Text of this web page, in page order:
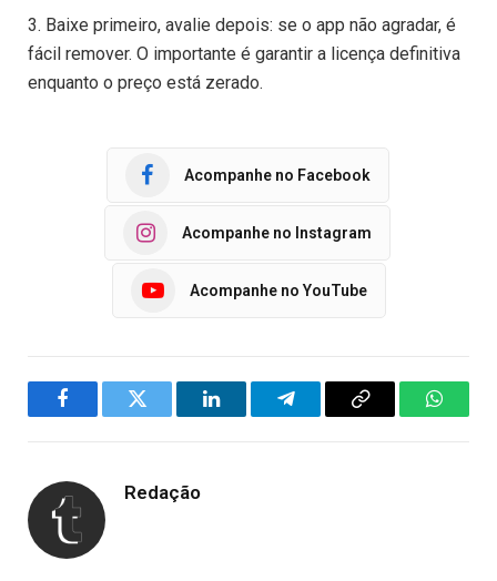
3. Baixe primeiro, avalie depois: se o app não agradar, é
fácil remover. O importante é garantir a licença definitiva
enquanto o preço está zerado.
Acompanhe no Facebook
Acompanhe no Instagram
Acompanhe no YouTube
FacebookTwitter LinkedInTelegramCopy
Redação